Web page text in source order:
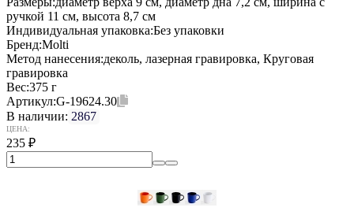
ручкой 11 см, высота 8,7 см
Индивидуальная упаковка:Без упаковки
Бренд:Molti
Метод нанесения:деколь, лазерная гравировка, Круговая
гравировка
Вес:375 г
Артикул:G-19624.30
В наличии: 2867
ЦЕНА:
235 ₽